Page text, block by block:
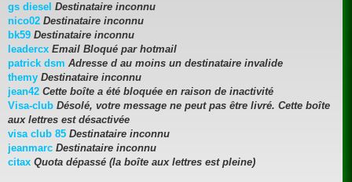
gs diesel Destinataire inconnu
nico02 Destinataire inconnu
bk59 Destinataire inconnu
leadercx Email Bloqué par hotmail
patrick dsm Adresse d au moins un destinataire invalide
themy Destinataire inconnu
jean42 Cette boîte a été bloquée en raison de inactivité
Visa-club Désolé, votre message ne peut pas être livré. Cette boîte
aux lettres est désactivée
visa club 85 Destinataire inconnu
jeanmarc Destinataire inconnu
citax Quota dépassé (la boîte aux lettres est pleine)